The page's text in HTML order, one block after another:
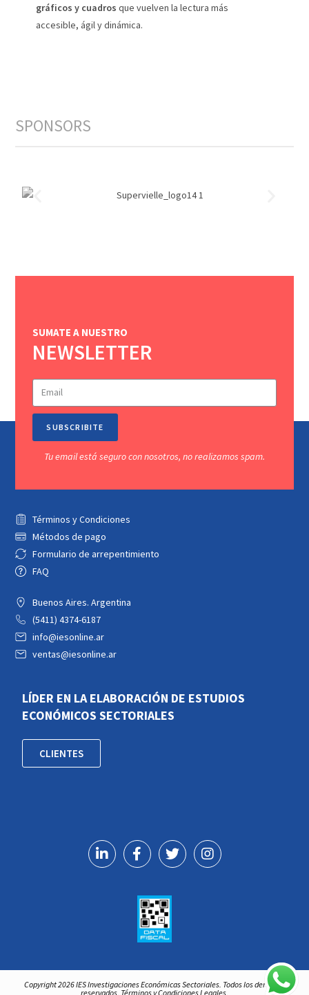
gráficos y cuadros que vuelven la lectura más
accesible, ágil y dinámica.
SPONSORS
SUMATE A NUESTRO
NEWSLETTER
SUBSCRIBITE
Tu email está seguro con nosotros, no realizamos spam.
Términos y Condiciones
Métodos de pago
Formulario de arrepentimiento
FAQ
Buenos Aires. Argentina
(5411) 4374-6187
info@iesonline.ar
ventas@iesonline.ar
LÍDER EN LA ELABORACIÓN DE ESTUDIOS
ECONÓMICOS SECTORIALES
CLIENTES
Copyright 2026 IES Investigaciones Económicas Sectoriales. Todos los derechos
reservados. Términos y Condiciones Legales.